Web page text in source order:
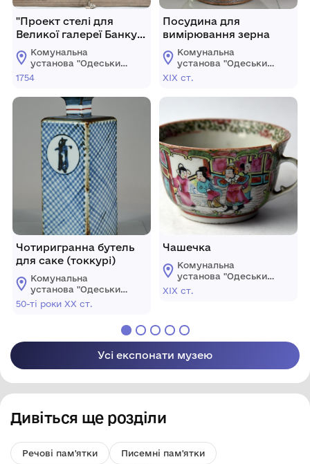
"Проект стелі для
Великої галереї Банку
Парижа"
Комунальна
установа "Одеський
музей західного і
1754
Чотиригранна бутель
для саке (токкурі)
Комунальна
установа "Одеський
музей західного і
східного мистецтва"
50-ті роки ХХ ст.
Посудина для
вимірювання зерна
Комунальна
установа "Одеський
музей західного і
ХІХ ст.
Чашечка
Комунальна
установа "Одеський
музей західного і
ХІХ ст.
Усі експонати музею
Дивіться ще розділи
Речові пам'ятки Писемні пам'ятки